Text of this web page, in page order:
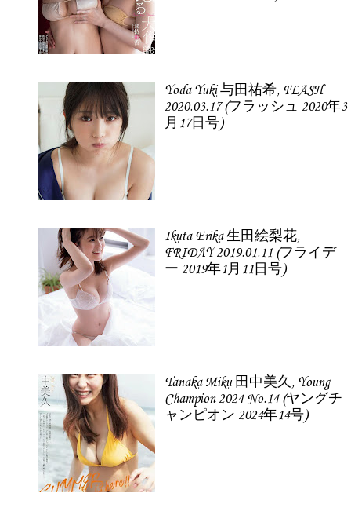
Yoda Yuki 与田祐希, FLASH
2020.03.17 (フラッシュ 2020年3
月17日号)
Ikuta Erika 生田絵梨花,
FRIDAY 2019.01.11 (フライデ
ー 2019年1月11日号)
Tanaka Miku 田中美久, Young
Champion 2024 No.14 (ヤングチ
ャンピオン 2024年14号)